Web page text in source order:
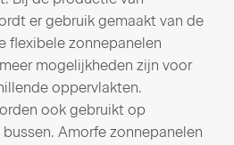
er gebruik gemaakt van de
flexibele zonnepanelen
mogelijkheden zijn voor
oppervlakten.
ook gebruikt op
Amorfe zonnepanelen